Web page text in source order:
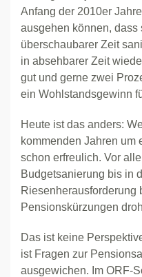
Anfang der 2010er
ausgehen können, dass
überschaubarer Zeit
in absehbarer Zeit
gut und gerne zwei
ein Wohlstandsgewinn
Heute ist das anders:
kommenden Jahren um
schon erfreulich. Vor
Budgetsanierung bis in
Riesenherausforderung
Pensionskürzungen
Das ist keine
ist Fragen zur
ausgewichen. Im ORF-